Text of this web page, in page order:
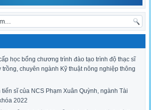
học bổng chương trình đào tạo trình độ thạc sĩ
trồng, chuyên ngành Kỹ thuật nông nghiệp thông
sĩ của NCS Phạm Xuân Quỳnh, ngành Tài
2022